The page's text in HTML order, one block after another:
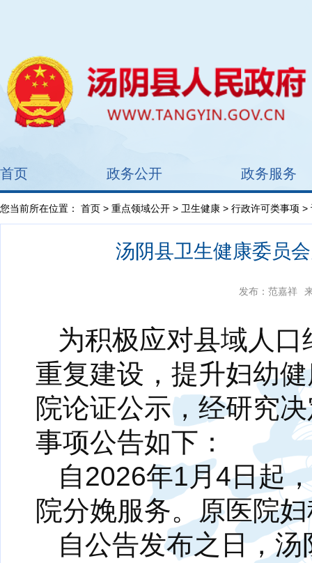
首页 政务公开 政务服务
您当前所在位置： 首页 > 重点领域公开 > 卫生健康 > 行政许可类事项 >
汤阴县卫生健康委员
发布：范嘉祥
为积极应对县域人
重复建设，提升妇幼
院论证公示，经研究
事项公告如下：
自2026年1月4日起
院分娩服务。原医院
自公告发布之日，